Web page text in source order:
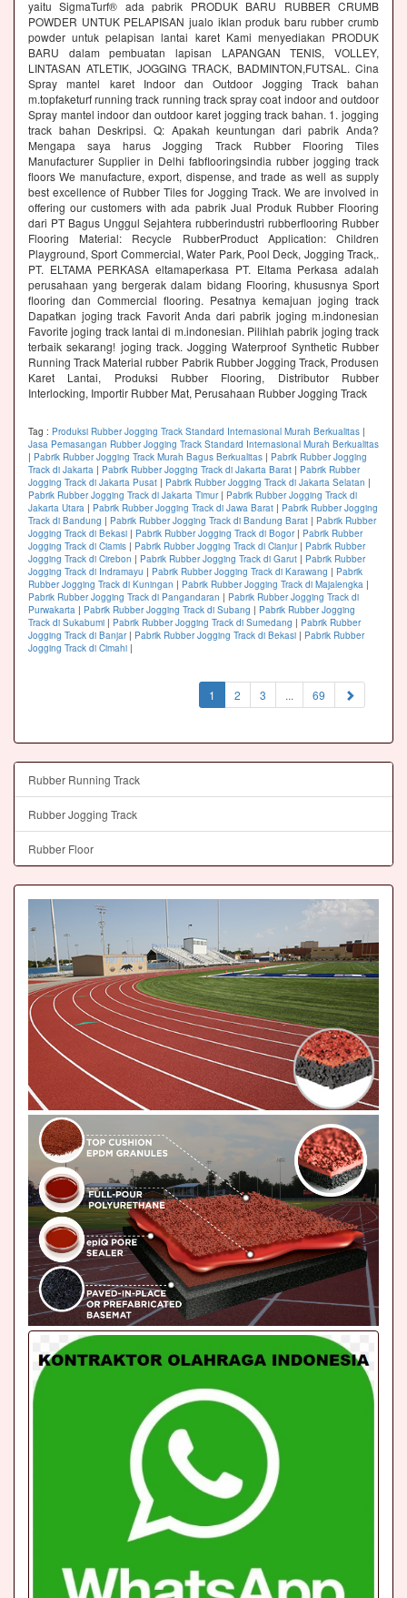
yaitu SigmaTurf® ada pabrik PRODUK BARU RUBBER CRUMB
POWDER UNTUK PELAPISAN jualo iklan produk baru rubber crumb
powder untuk pelapisan lantai karet Kami menyediakan PRODUK
BARU dalam pembuatan lapisan LAPANGAN TENIS, VOLLEY,
LINTASAN ATLETIK, JOGGING TRACK, BADMINTON,FUTSAL. Cina
Spray mantel karet Indoor dan Outdoor Jogging Track bahan
m.topfaketurf running track running track spray coat indoor and outdoor
Spray mantel indoor dan outdoor karet jogging track bahan. 1. jogging
track bahan Deskripsi. Q: Apakah keuntungan dari pabrik Anda?
Mengapa saya harus Jogging Track Rubber Flooring Tiles
Manufacturer Supplier in Delhi fabflooringsindia rubber jogging track
floors We manufacture, export, dispense, and trade as well as supply
best excellence of Rubber Tiles for Jogging Track. We are involved in
offering our customers with ada pabrik Jual Produk Rubber Flooring
dari PT Bagus Unggul Sejahtera rubberindustri rubberflooring Rubber
Flooring Material: Recycle RubberProduct Application: Children
Playground, Sport Commercial, Water Park, Pool Deck, Jogging Track,.
PT. ELTAMA PERKASA eltamaperkasa PT. Eltama Perkasa adalah
perusahaan yang bergerak dalam bidang Flooring, khususnya Sport
flooring dan Commercial flooring. Pesatnya kemajuan joging track
Dapatkan joging track Favorit Anda dari pabrik joging m.indonesian
Favorite joging track lantai di m.indonesian. Pilihlah pabrik joging track
terbaik sekarang! joging track. Jogging Waterproof Synthetic Rubber
Running Track Material rubber Pabrik Rubber Jogging Track, Produsen
Karet Lantai, Produksi Rubber Flooring, Distributor Rubber
Interlocking, Importir Rubber Mat, Perusahaan Rubber Jogging Track
Tag : Produksi Rubber Jogging Track Standard Internasional Murah Berkualitas |
Jasa Pemasangan Rubber Jogging Track Standard Internasional Murah Berkualitas
| Pabrik Rubber Jogging Track Murah Bagus Berkualitas | Pabrik Rubber Jogging
Track di Jakarta | Pabrik Rubber Jogging Track di Jakarta Barat | Pabrik Rubber
Jogging Track di Jakarta Pusat | Pabrik Rubber Jogging Track di Jakarta Selatan |
Pabrik Rubber Jogging Track di Jakarta Timur| Pabrik Rubber Jogging Track di
Jakarta Utara | Pabrik Rubber Jogging Track di Jawa Barat | Pabrik Rubber Jogging
Track di Bandung | Pabrik Rubber Jogging Track di Bandung Barat | Pabrik Rubber
Jogging Track di Bekasi | Pabrik Rubber Jogging Track di Bogor| Pabrik Rubber
Jogging Track di Ciamis | Pabrik Rubber Jogging Track di Cianjur| Pabrik Rubber
Jogging Track di Cirebon | Pabrik Rubber Jogging Track di Garut | Pabrik Rubber
Jogging Track di Indramayu | Pabrik Rubber Jogging Track di Karawang | Pabrik
Rubber Jogging Track di Kuningan | Pabrik Rubber Jogging Track di Majalengka |
Pabrik Rubber Jogging Track di Pangandaran | Pabrik Rubber Jogging Track di
Purwakarta | Pabrik Rubber Jogging Track di Subang | Pabrik Rubber Jogging
Track di Sukabumi | Pabrik Rubber Jogging Track di Sumedang | Pabrik Rubber
Jogging Track di Banjar| Pabrik Rubber Jogging Track di Bekasi | Pabrik Rubber
Jogging Track di Cimahi |
1 (current)
2 3 ... 69
Rubber Running Track
Rubber Jogging Track
Rubber Floor